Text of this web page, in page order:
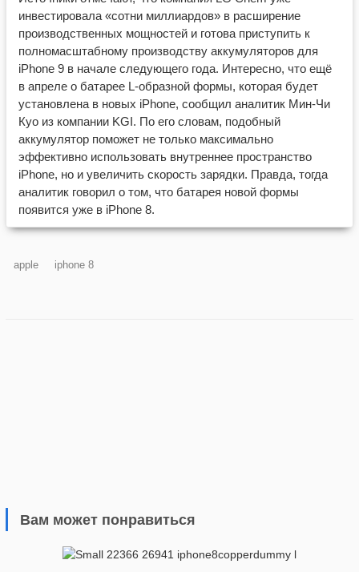
инвестировала «сотни миллиардов» в расширение
производственных мощностей и готова приступить к
полномасштабному производству аккумуляторов для
iPhone 9 в начале следующего года. Интересно, что ещё
в апреле о батарее L-образной формы, которая будет
установлена в новых iPhone, сообщил аналитик Мин-Чи
Куо из компании KGI. По его словам, подобный
аккумулятор поможет не только максимально
эффективно использовать внутреннее пространство
iPhone, но и увеличить скорость зарядки. Правда, тогда
аналитик говорил о том, что батарея новой формы
появится уже в iPhone 8.
apple iphone 8
Вам может понравиться